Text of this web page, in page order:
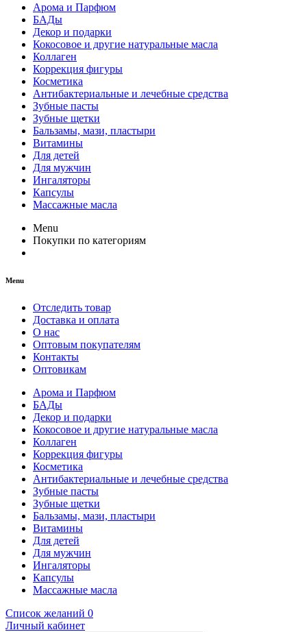
Арома и Парфюм
БАДы
Декор и подарки
Кокосовое и другие натуральные масла
Коллаген
Коррекция фигуры
Косметика
Антибактериальные и лечебные средства
Зубные пасты
Зубные щетки
Бальзамы, мази, пластыри
Витамины
Для детей
Для мужчин
Ингаляторы
Капсулы
Массажные масла
Menu
Покупки по категориям
Menu
Отследить товар
Доставка и оплата
О нас
Оптовым покупателям
Контакты
Оптовикам
Арома и Парфюм
БАДы
Декор и подарки
Кокосовое и другие натуральные масла
Коллаген
Коррекция фигуры
Косметика
Антибактериальные и лечебные средства
Зубные пасты
Зубные щетки
Бальзамы, мази, пластыри
Витамины
Для детей
Для мужчин
Ингаляторы
Капсулы
Массажные масла
Список желаний 0
Личный кабинет